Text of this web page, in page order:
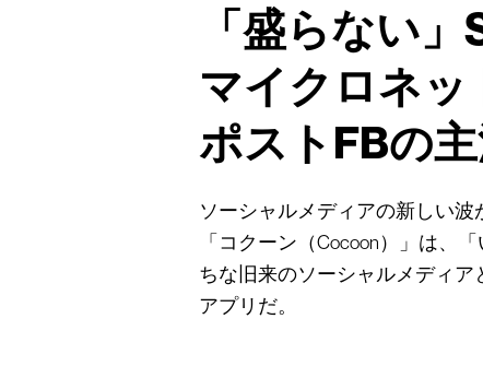
「盛らない」
マイクロネッ
ポストFBの
ソーシャルメディアの新しい波
「コクーン（Cocoon）」は、
ちな旧来のソーシャルメディ
アプリだ。